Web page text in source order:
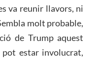
va reunir llavors, ni
molt probable,
de Trump aquest
estar involucrat,